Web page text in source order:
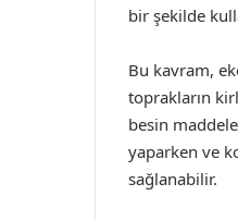
bir şekilde
Bu kavram,
toprakların
besin
yaparken ve
sağlanabilir.